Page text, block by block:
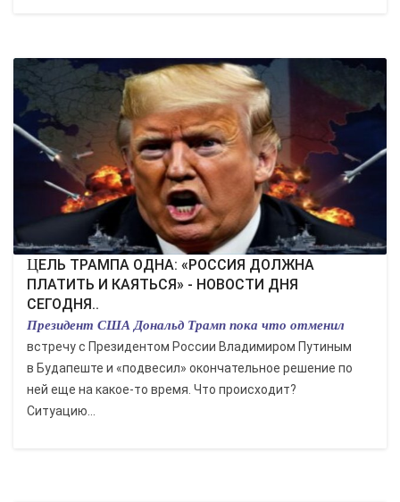
ЦЕЛЬ ТРАМПА ОДНА: «РОССИЯ ДОЛЖНА
ПЛАТИТЬ И КАЯТЬСЯ» - НОВОСТИ ДНЯ
СЕГОДНЯ..
Президент США Дональд Трамп пока что отменил
встречу с Президентом России Владимиром Путиным
в Будапеште и «подвесил» окончательное решение по
ней еще на какое-то время. Что происходит?
Ситуацию...